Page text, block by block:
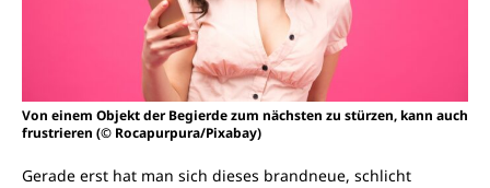
Von einem Objekt der Begierde zum nächsten zu stürzen, kann auch
frustrieren (© Rocapurpura/Pixabay)
Gerade erst hat man sich dieses brandneue, schlicht